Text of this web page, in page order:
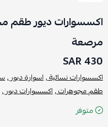
اكسسوارات ديور طقم
مرصعة
430 SAR
اكسسوارات نسائية ,اسوارة ديور ,
طقم مجوهرات ,اكسسوارات ديور ,
متوفر